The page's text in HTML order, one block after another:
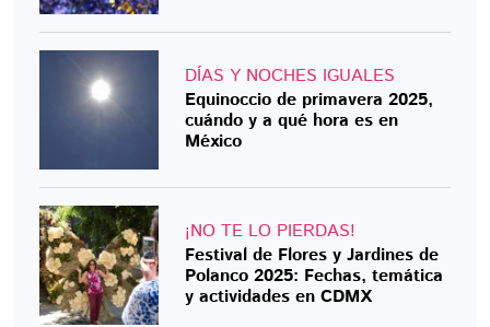
DÍAS Y NOCHES IGUALES
Equinoccio de primavera 2025,
cuándo y a qué hora es en
México
¡NO TE LO PIERDAS!
Festival de Flores y Jardines de
Polanco 2025: Fechas, temática
y actividades en CDMX